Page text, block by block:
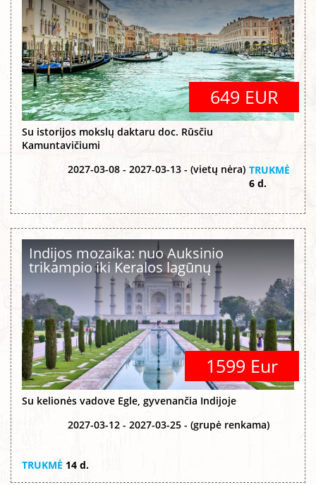
649 EUR
Su istorijos mokslų daktaru doc. Rūsčiu
Kamuntavičiumi
2027-03-08 - 2027-03-13 - (vietų nėra) TRUKMĖ
6 d.
Indijos mozaika: nuo Auksinio
trikampio iki Keralos lagūnų
1599 Eur
Su kelionės vadove Egle, gyvenančia Indijoje
2027-03-12 - 2027-03-25 - (grupė renkama)
TRUKMĖ 14 d.